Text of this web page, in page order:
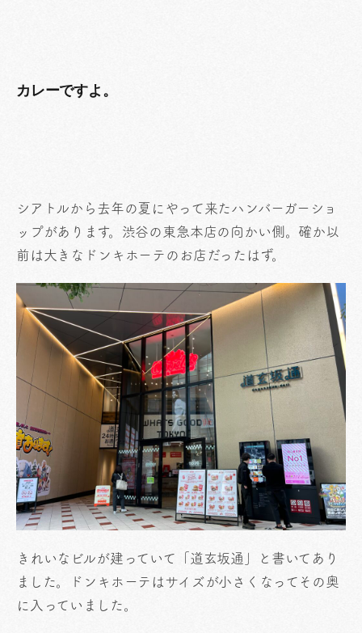
カレーですよ。
シアトルから去年の夏にやって来たハンバーガーショ
ップがあります。渋谷の東急本店の向かい側。確か以
前は大きなドンキホーテのお店だったはず。
きれいなビルが建っていて「道玄坂通」と書いてあり
ました。ドンキホーテはサイズが小さくなってその奥
に入っていました。